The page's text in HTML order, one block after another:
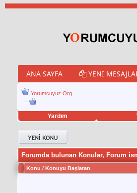
ANA SAYFA YENI
Yorumcuyuz.Org
Yardım
hilesi
Forumda bulunan Konular, Forum
Konu / Konuyu Başlatan